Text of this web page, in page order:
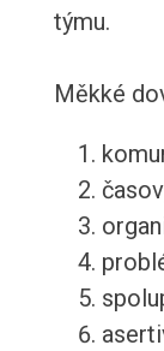
týmu.
Měkké